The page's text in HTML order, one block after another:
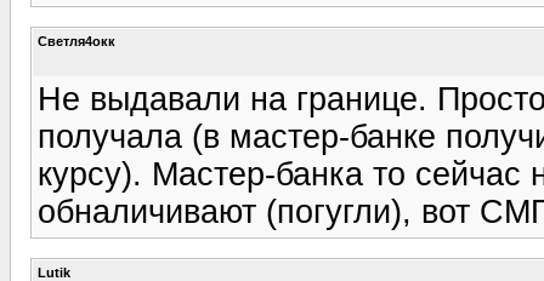
Светля4окк
Не выдавали на границе.
получала (в мастер-банке
курсу). Мастер-банка то сейчас
обналичивают (погугли), вот
Lutik